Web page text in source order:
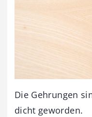
Die Gehrungen
dicht geworden.